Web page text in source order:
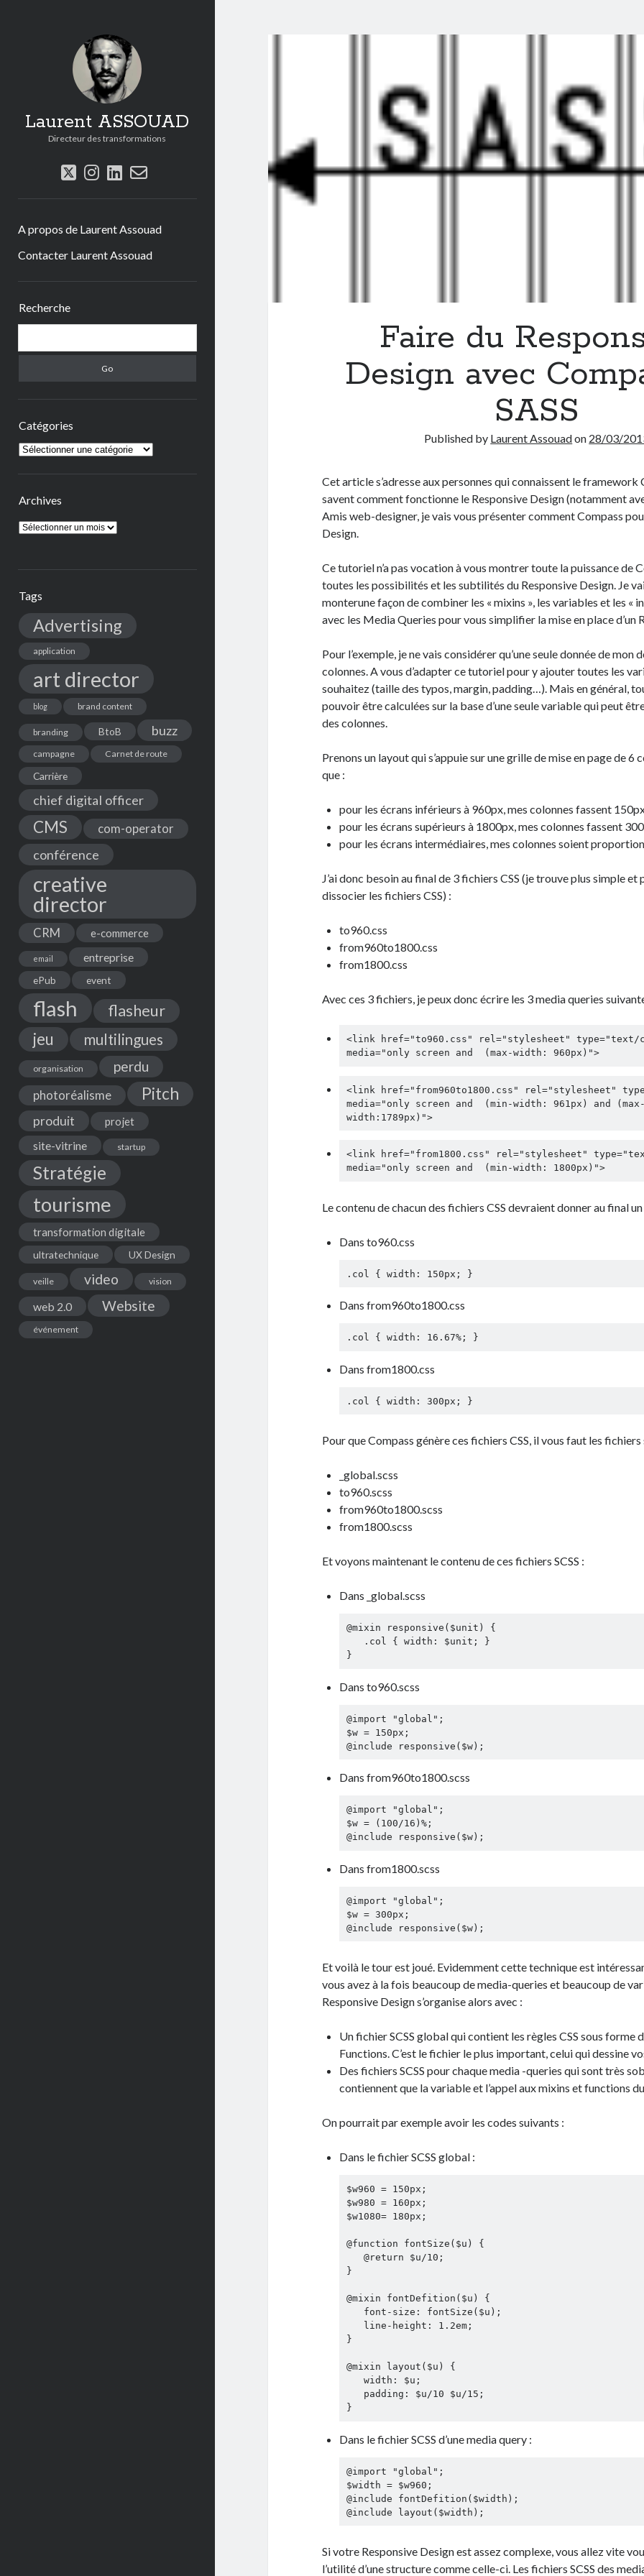
Laurent ASSOUAD
Directeur des transformations
twitter
instagram
linkedin
email-
A propos de Laurent Assouad
Contacter Laurent Assouad
Recherche
Catégories
Catégories
Archives
Archives
Tags
Advertising
application
art director
blog brand content
branding BtoB buzz
campagne Carnet de route
Carrière
chief digital officer
CMS com-operator
conférence
creative
director
CRM e-commerce
email entreprise
ePub event
flash flasheur
jeu multilingues
organisation perdu
photoréalisme Pitch
produit projet
site-vitrine startup
Stratégie
tourisme
transformation digitale
ultratechnique UX Design
veille video vision
web 2.0 Website
événement
Faire du
Design avec
SASS
Published by Laurent Assouadon 28/03/
Cet article s’adresse aux personnes qui connaissent le framework
savent comment fonctionne le Responsive Design (notamment
Amis web-designer, je vais vous présenter comment Compass
Design.
Ce tutoriel n’a pas vocation à vous montrer toute la puissance de
toutes les possibilités et les subtilités du Responsive Design. Je
monterune façon de combiner les « mixins », les variables et les «
avec les Media Queries pour vous simplifier la mise en place d’un
Pour l’exemple, je ne vais considérer qu’une seule donnée de mon
colonnes. A vous d’adapter ce tutoriel pour y ajouter toutes les
souhaitez (taille des typos, margin, padding…). Mais en général,
pouvoir être calculées sur la base d’une seule variable qui peut
des colonnes.
Prenons un layout qui s’appuie sur une grille de mise en page de 6
que :
pour les écrans inférieurs à 960px, mes colonnes fassent
pour les écrans supérieurs à 1800px, mes colonnes fassent
pour les écrans intermédiaires, mes colonnes soient
J’ai donc besoin au final de 3 fichiers CSS (je trouve plus simple et
dissocier les fichiers CSS) :
to960.css
from960to1800.css
from1800.css
Avec ces 3 fichiers, je peux donc écrire les 3 media queries
<link href="to960.css" rel="stylesheet" type="text/
media="only screen and  (max-width: 960px)">
<link href="from960to1800.css" rel="stylesheet"
media="only screen and  (min-width: 961px) and (max-
width:1789px)">
<link href="from1800.css" rel="stylesheet"
media="only screen and  (min-width: 1800px)">
Le contenu de chacun des fichiers CSS devraient donner au final
Dansto960.css
.col { width: 150px; }
Dansfrom960to1800.css
.col { width: 16.67%; }
Dansfrom1800.css
.col { width: 300px; }
Pour que Compass génère ces fichiers CSS, il vous faut les fichiers
_global.scss
to960.scss
from960to1800.scss
from1800.scss
Et voyons maintenant le contenu de ces fichiers SCSS :
Dans _global.scss
@mixin responsive($unit) {
}
Dansto960.scss
@import "global";
$w = 150px;
@include responsive($w);
Dansfrom960to1800.scss
@import "global";
$w = (100/16)%;
@include responsive($w);
Dansfrom1800.scss
@import "global";
$w = 300px;
@include responsive($w);
Et voilà le tour est joué. Evidemment cette technique est
vous avez à la fois beaucoup de media-queries et beaucoup de
Responsive Design s’organise alors avec :
Un fichier SCSS global qui contient les règles CSS sous forme
Functions. C’est le fichier le plus important, celui qui dessine
Des fichiers SCSS pour chaque media -queries qui sont très
contiennent que la variable et l’appel aux mixins et functions
On pourrait par exemple avoir les codes suivants :
Dans le fichier SCSS global :
$w960 = 150px;
$w980 = 160px;
$w1080= 180px;
@function fontSize($u) {
}
@mixin fontDefition($u) {
}
@mixin layout($u) {
Dans le fichier SCSS d’une media query :
@import "global";
$width = $w960;
@include fontDefition($width);
Si votre Responsive Design est assez complexe, vous allez vite
l’utilité d’une structure comme celle-ci. Les fichiers SCSS des